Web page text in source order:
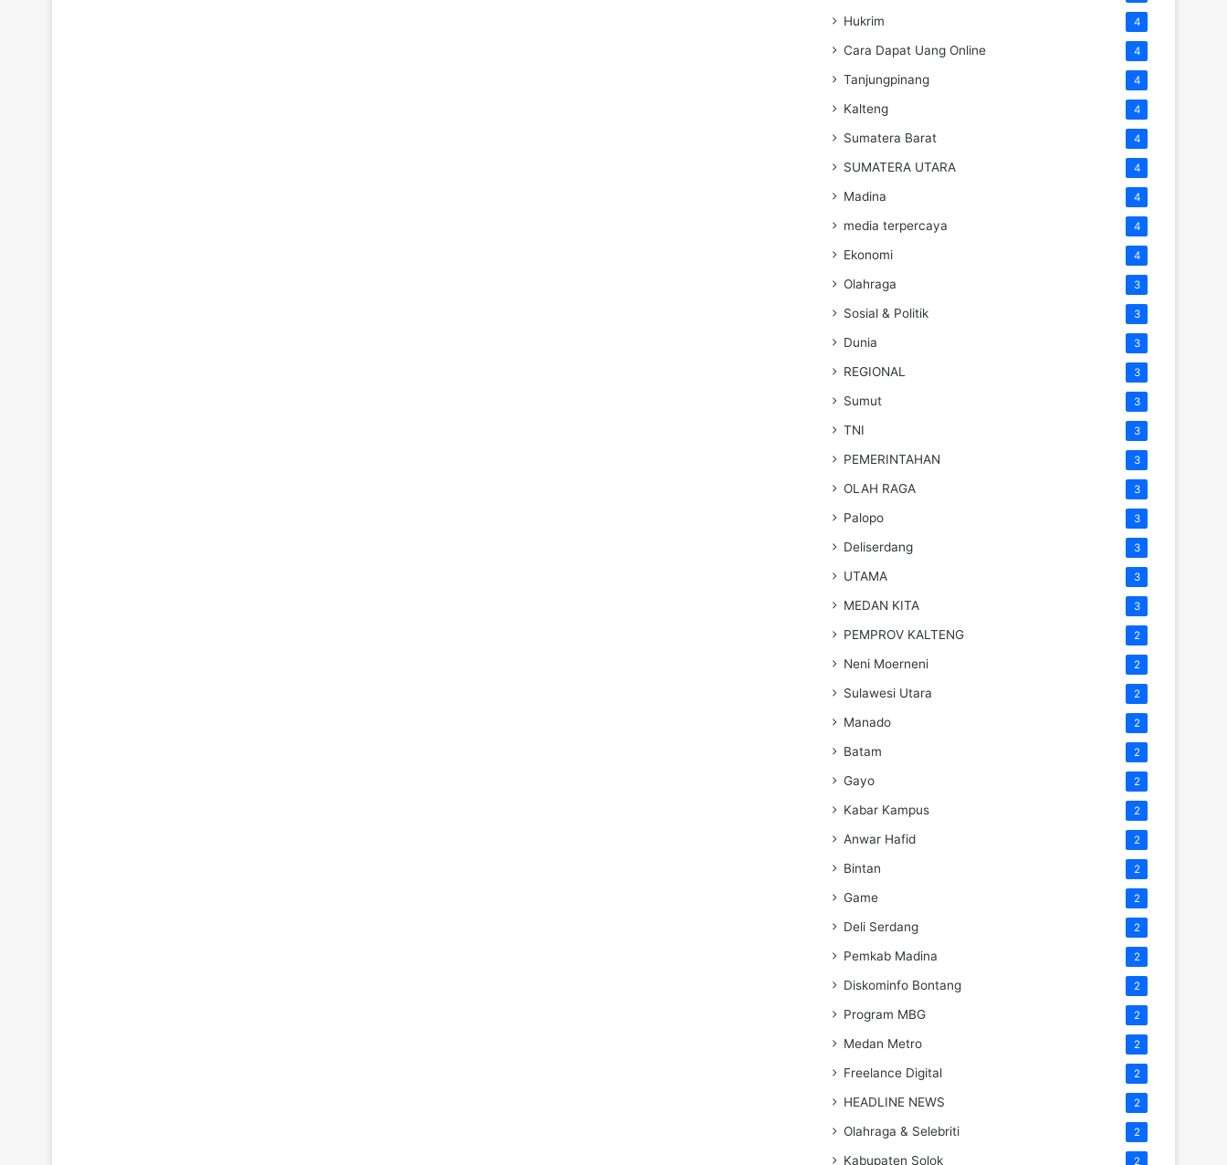
Hukrim 4
Cara Dapat Uang Online 4
Tanjungpinang 4
Kalteng 4
Sumatera Barat 4
SUMATERA UTARA 4
Madina 4
media terpercaya 4
Ekonomi 4
Olahraga 3
Sosial & Politik 3
Dunia 3
REGIONAL 3
Sumut 3
TNI 3
PEMERINTAHAN 3
OLAH RAGA 3
Palopo 3
Deliserdang 3
UTAMA 3
MEDAN KITA 3
PEMPROV KALTENG 2
Neni Moerneni 2
Sulawesi Utara 2
Manado 2
Batam 2
Gayo 2
Kabar Kampus 2
Anwar Hafid 2
Bintan 2
Game 2
Deli Serdang 2
Pemkab Madina 2
Diskominfo Bontang 2
Program MBG 2
Medan Metro 2
Freelance Digital 2
HEADLINE NEWS 2
Olahraga & Selebriti 2
Kabupaten Solok 2